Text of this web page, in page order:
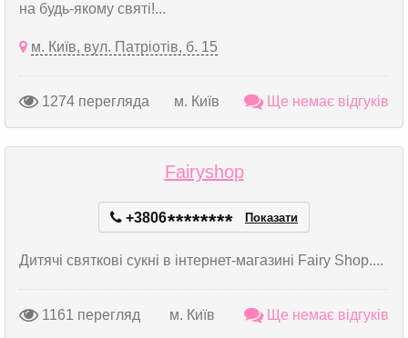
на будь-якому святі!...
м. Київ, вул. Патріотів, б. 15
1274 перегляда м. Київ Ще немає відгуків
Fairyshop
+3806******** Показати
Дитячі святкові сукні в інтернет-магазині Fairy Shop....
1161 перегляд м. Київ Ще немає відгуків